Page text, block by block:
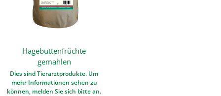
Hagebuttenfrüchte
gemahlen
Dies sind Tierarztprodukte. Um
mehr Informationen sehen zu
können, melden Sie sich bitte an.